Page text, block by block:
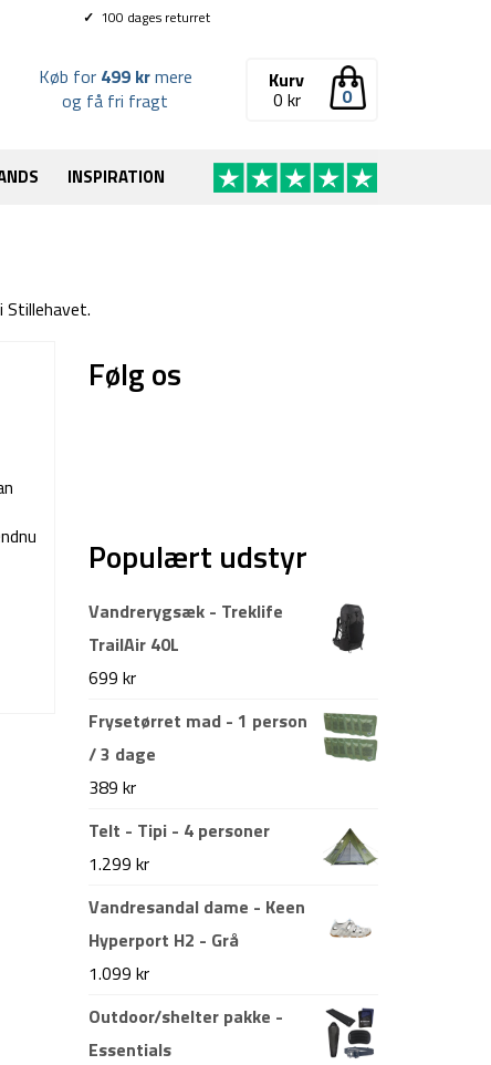
✓ 100 dages returret
0
Kurv
0 kr
Køb for 499 krmere
og få fri fragt
INSPIRATION
Stillehavet.
Følg os
Populært udstyr
Vandrerygsæk - Treklife
TrailAir 40L
699 kr
Frysetørret mad - 1 person
/ 3 dage
389 kr
Telt - Tipi - 4 personer
1.299 kr
Vandresandal dame - Keen
Hyperport H2 - Grå
1.099 kr
Outdoor/shelter pakke -
Essentials